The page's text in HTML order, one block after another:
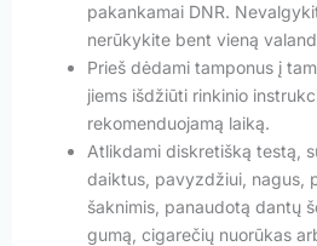
pakankamai DNR.
nerūkykite bent vieną
Prieš dėdami tamponus į
jiems išdžiūti rinkinio
rekomenduojamą laiką.
Atlikdami diskretišką testą,
daiktus, pavyzdžiui, nagus,
šaknimis, panaudotą dantų
gumą, cigarečių nuorūkas